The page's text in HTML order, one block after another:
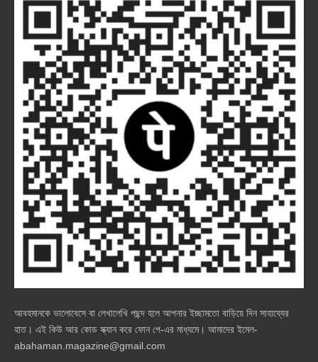
আবহমানকে ভালোবেসে বা লেখালেখি পছন্দ হলে আপনার ইচ্ছামতো বাড়িয়ে দিন সাহায্যের
হাত। এই কিউ আর কোড স্ক্যান করে ফোন পে-এর মাধ্যমে। আমাদের ইমেল-
abahaman.magazine@gmail.com